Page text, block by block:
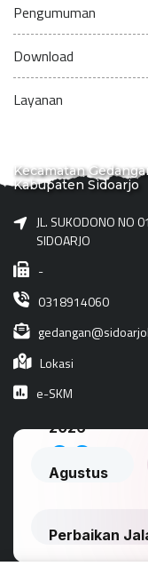
Pengumuman
Download
Layanan
Kecamatan
Kabupaten Sidoarjo
JL. SUKODONO NO
SIDOARJO
-
0318914060
Lokasi
e-SKM